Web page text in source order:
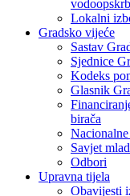
Lokalni
Gradsko vijeće
Sastav
Sjednice
Kodeks
Glasnik
birača
Savjet
Odbori
Upravna tijela
Obavijesti